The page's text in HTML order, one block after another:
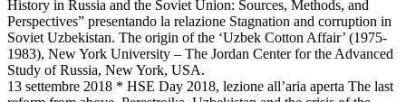
History in Russia and the Soviet Union: Sources, Methods, and
Perspectives” presentando la relazione Stagnation and corruption in
Soviet Uzbekistan. The origin of the ‘Uzbek Cotton Affair’ (1975-
1983), New York University – The Jordan Center for the Advanced
Study of Russia, New York, USA.
13 settembre 2018 * HSE Day 2018, lezione all’aria aperta The last